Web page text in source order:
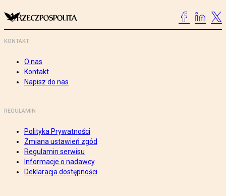
KONTAKT
O nas
Kontakt
Napisz do nas
REGULAMIN
Polityka Prywatności
Zmiana ustawień zgód
Regulamin serwisu
Informacje o nadawcy
Deklaracja dostępności